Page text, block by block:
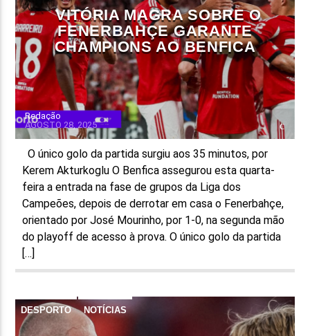
VITÓRIA MAGRA SOBRE O
FENERBAHÇE GARANTE
CHAMPIONS AO BENFICA
Redação
AGOSTO 28, 2025
O único golo da partida surgiu aos 35 minutos, por
Kerem Akturkoglu O Benfica assegurou esta quarta-
feira a entrada na fase de grupos da Liga dos
Campeões, depois de derrotar em casa o Fenerbahçe,
orientado por José Mourinho, por 1-0, na segunda mão
do playoff de acesso à prova. O único golo da partida
[…]
DESPORTO NOTÍCIAS